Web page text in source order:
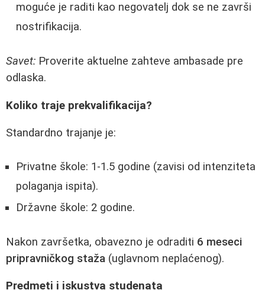
moguće je raditi kao negovatelj dok se ne završi
nostrifikacija.
Savet: Proverite aktuelne zahteve ambasade pre
odlaska.
Koliko traje prekvalifikacija?
Standardno trajanje je:
Privatne škole: 1-1.5 godine (zavisi od intenziteta
polaganja ispita).
Državne škole: 2 godine.
Nakon završetka, obavezno je odraditi 6 meseci
pripravničkog staža (uglavnom neplaćenog).
Predmeti i iskustva studenata